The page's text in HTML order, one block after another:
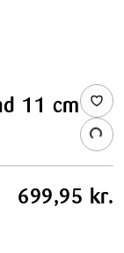
11 cm
699,95 kr.